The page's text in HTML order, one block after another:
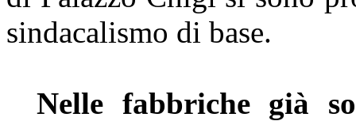
sindacalismo di base.
Nelle fabbriche già